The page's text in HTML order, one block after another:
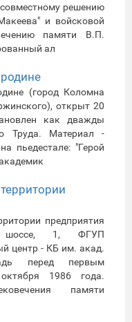
решению
и войсковой
памяти В.П.
ал
(город Коломна
открыт 20
как дважды
Труда. Материал -
пьедестале: "Герой
предприятия
шоссе, 1, ФГУП
центр - КБ им. акад.
перед первым
1986 года.
памяти